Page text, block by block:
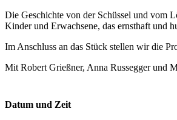
Die Geschichte von der Schüssel und vom
Kinder und Erwachsene, das ernsthaft und
Im Anschluss an das Stück stellen wir die
Mit Robert Grießner, Anna Russegger und
Datum und Zeit